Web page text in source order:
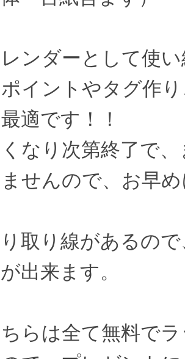
ンダーとして使
イントやタグ作
適です！！
なり次第終了で
せんので、お早
取り線があるの
出来ます。
らは全て無料で